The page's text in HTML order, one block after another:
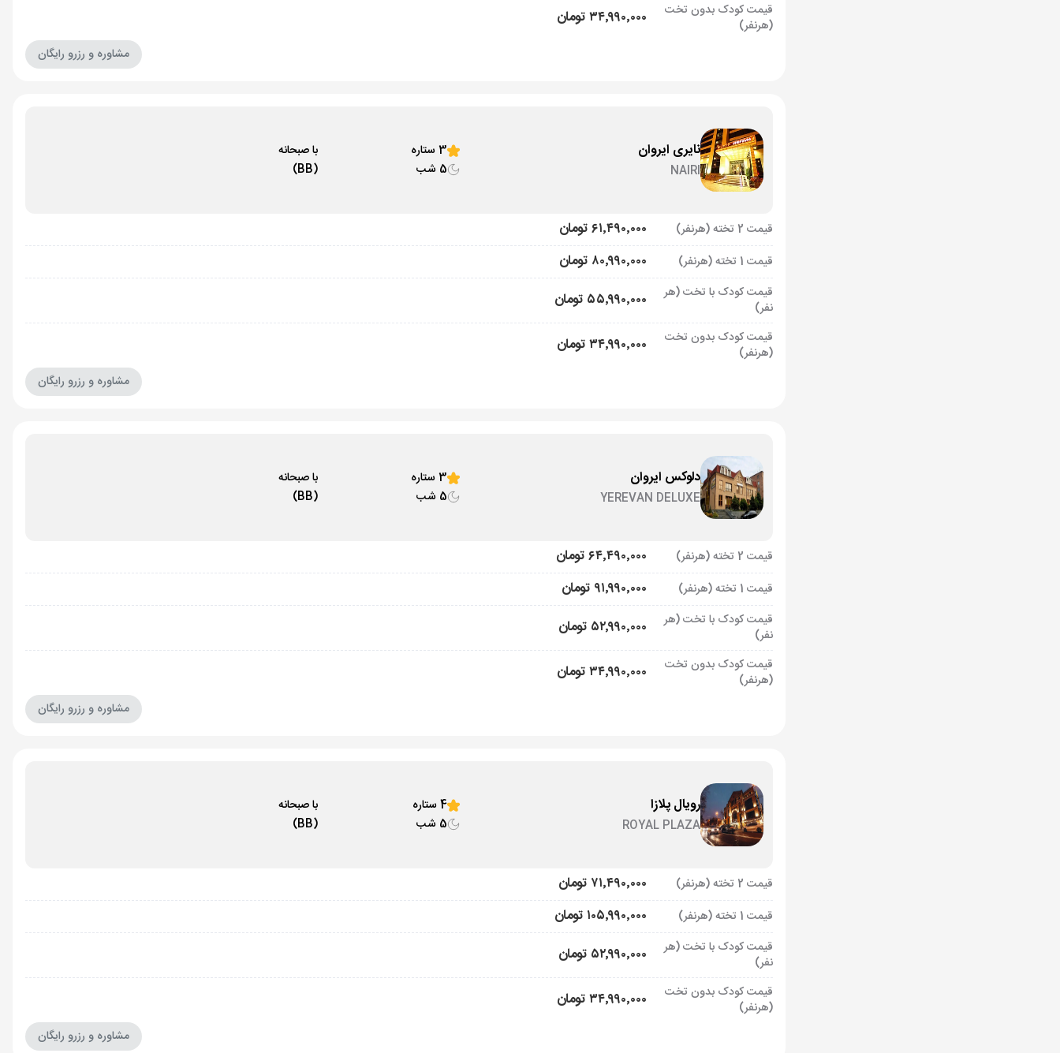
قیمت کودک بدون تخت
(هرنفر)
۳۴٬۹۹۰٬۰۰۰ تومان
مشاوره و رزرو رایگان
نایری ایروان
NAIRI
3 ستاره
5 شب
با صبحانه
(BB)
قیمت 2 تخته (هرنفر) ۶۱٬۴۹۰٬۰۰۰ تومان
قیمت 1 تخته (هرنفر) ۸۰٬۹۹۰٬۰۰۰ تومان
قیمت کودک با تخت (هر
نفر)
۵۵٬۹۹۰٬۰۰۰ تومان
قیمت کودک بدون تخت
(هرنفر)
۳۴٬۹۹۰٬۰۰۰ تومان
مشاوره و رزرو رایگان
دلوکس ایروان
YEREVAN DELUXE
3 ستاره
5 شب
با صبحانه
(BB)
قیمت 2 تخته (هرنفر) ۶۴٬۴۹۰٬۰۰۰ تومان
قیمت 1 تخته (هرنفر) ۹۱٬۹۹۰٬۰۰۰ تومان
قیمت کودک با تخت (هر
نفر)
۵۲٬۹۹۰٬۰۰۰ تومان
قیمت کودک بدون تخت
(هرنفر)
۳۴٬۹۹۰٬۰۰۰ تومان
مشاوره و رزرو رایگان
رویال پلازا
ROYAL PLAZA
4 ستاره
5 شب
با صبحانه
(BB)
قیمت 2 تخته (هرنفر) ۷۱٬۴۹۰٬۰۰۰ تومان
قیمت 1 تخته (هرنفر) ۱۰۵٬۹۹۰٬۰۰۰ تومان
قیمت کودک با تخت (هر
نفر)
۵۲٬۹۹۰٬۰۰۰ تومان
قیمت کودک بدون تخت
(هرنفر)
۳۴٬۹۹۰٬۰۰۰ تومان
مشاوره و رزرو رایگان